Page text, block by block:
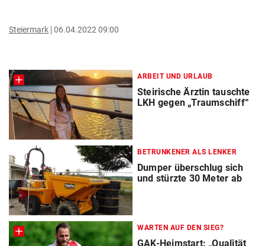
Steiermark 06.04.2022 09:00
ARBEIT UND URLAUB
Steirische Ärztin tauschte
LKH gegen „Traumschiff“
BETRUNKENER ALS LENKER
Dumper überschlug sich
und stürzte 30 Meter ab
WARTEN AUF DEN SIEG?
GAK-Heimstart: „Qualität